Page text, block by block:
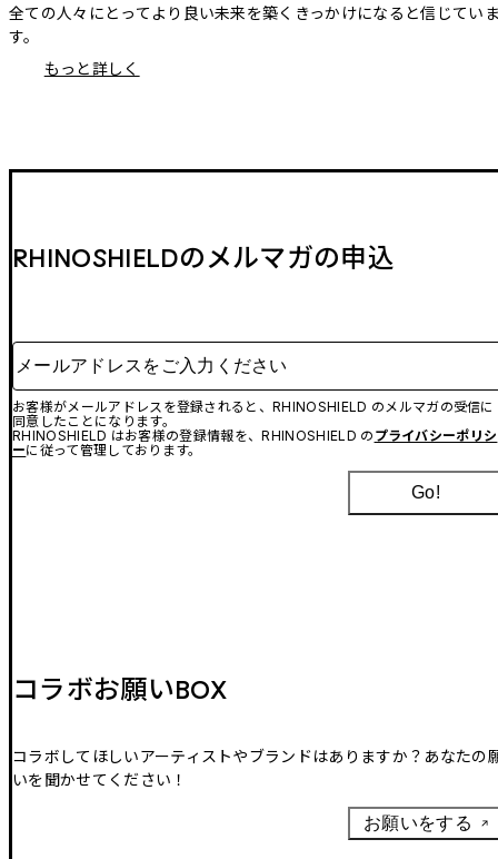
全ての人々にとってより良い未来を築くきっかけになると信じてい
す。
もっと詳しく
RHINOSHIELDのメルマガの申込
メールアドレスをご入力ください
お客様がメールアドレスを登録されると、RHINOSHIELD のメルマガの受信に
同意したことになります。
RHINOSHIELD はお客様の登録情報を、RHINOSHIELD の プライバシーポリシ
ーに従って管理しております。
Go!
コラボお願いBOX
コラボしてほしいアーティストやブランドはありますか？あなたの
いを聞かせてください！
お願いをする